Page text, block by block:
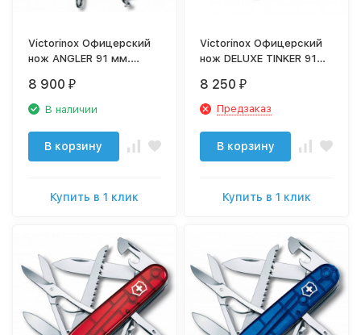
Victorinox Офицерский
нож ANGLER 91 мм.
"рыба" 1.3653.72
8 900 ₽
В наличии
В корзину
Купить в 1 клик
Victorinox Офицерский
нож DELUXE TINKER 91
8 250 ₽
Предзаказ
В корзину
Купить в 1 клик